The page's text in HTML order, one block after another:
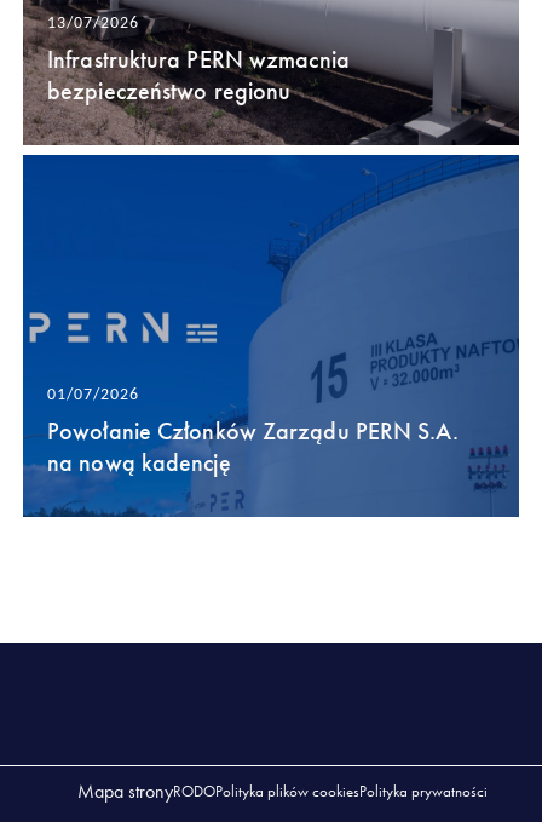
13/07/2026
Infrastruktura PERN wzmacnia
bezpieczeństwo regionu
01/07/2026
Powołanie Członków Zarządu PERN S.A.
na nową kadencję
Mapa stronyRODOPolityka plików cookiesPolityka prywatności